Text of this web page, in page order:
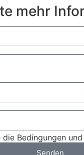
mehr
Bedingungen
Senden